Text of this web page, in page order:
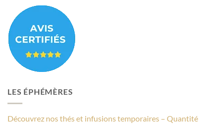
LES ÉPHÉMÈRES
Découvrez nos thés et infusions temporaires – Quantité